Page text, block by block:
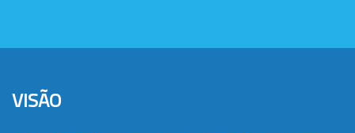
VISÃO